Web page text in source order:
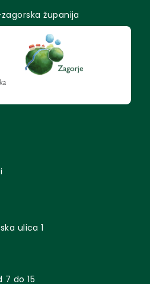
županija
ulica 1
do 15